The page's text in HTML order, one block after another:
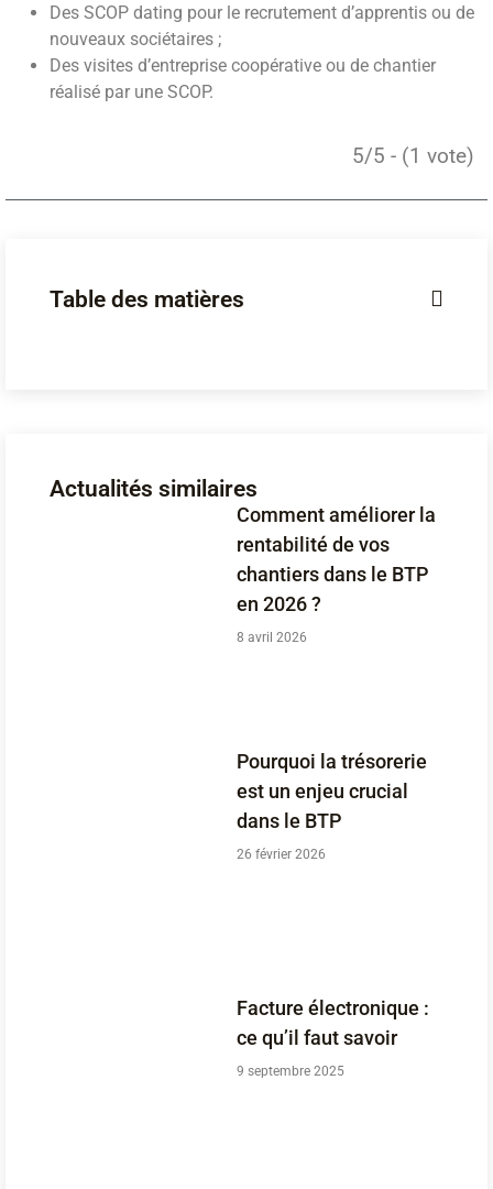
Des SCOP dating pour le recrutement d’apprentis ou de
nouveaux sociétaires ;
Des visites d’entreprise coopérative ou de chantier
réalisé par une SCOP.
5/5 - (1 vote)
Table des matières
Actualités similaires
Comment améliorer la
rentabilité de vos
chantiers dans le BTP
en 2026 ?
8 avril 2026
Pourquoi la trésorerie
est un enjeu crucial
dans le BTP
26 février 2026
Facture électronique :
ce qu’il faut savoir
9 septembre 2025